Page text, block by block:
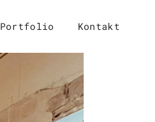
Portfolio Kontakt